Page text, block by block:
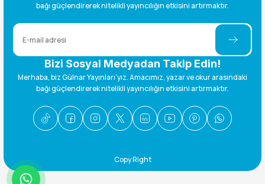
bağı güçlendirerek nitelikli yayıncılığın etkisini artırmaktır.
Bizi Sosyal Medyadan Takip Edin!
Merhaba, biz Gülnar Yayınları’yız. Amacımız, yazar ve okur arasındaki
bağı güçlendirerek nitelikli yayıncılığın etkisini artırmaktır.
Copy Right